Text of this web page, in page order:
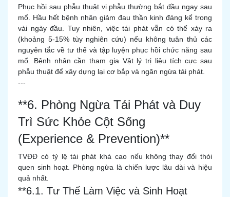
Phục hồi sau phẫu thuật vi phẫu thường bắt đầu ngay sau
mổ. Hầu hết bệnh nhân giảm đau thần kinh đáng kể trong
vài ngày đầu. Tuy nhiên, việc tái phát vẫn có thể xảy ra
(khoảng 5-15% tùy nghiên cứu) nếu không tuân thủ các
nguyên tắc về tư thế và tập luyện phục hồi chức năng sau
mổ. Bệnh nhân cần tham gia Vật lý trị liệu tích cực sau
phẫu thuật để xây dựng lại cơ bắp và ngăn ngừa tái phát.
---
**6. Phòng Ngừa Tái Phát và Duy
Trì Sức Khỏe Cột Sống
(Experience & Prevention)**
TVĐĐ có tỷ lệ tái phát khá cao nếu không thay đổi thói
quen sinh hoạt. Phòng ngừa là chiến lược lâu dài và hiệu
quả nhất.
**6.1. Tư Thế Làm Việc và Sinh Hoạt